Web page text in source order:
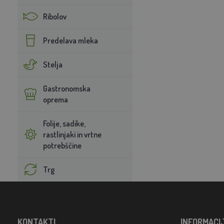
Ribolov
Predelava mleka
Stelja
Gastronomska
oprema
Folije, sadike,
rastlinjaki in vrtne
potrebščine
Trg